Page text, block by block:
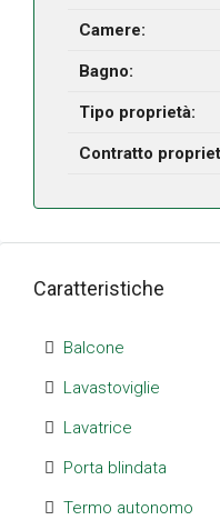
Camere:
Bagno:
Tipo proprietà:
Contratto
Caratteristiche
Balcone
Lavastoviglie
Lavatrice
Porta blindata
Termo autonomo